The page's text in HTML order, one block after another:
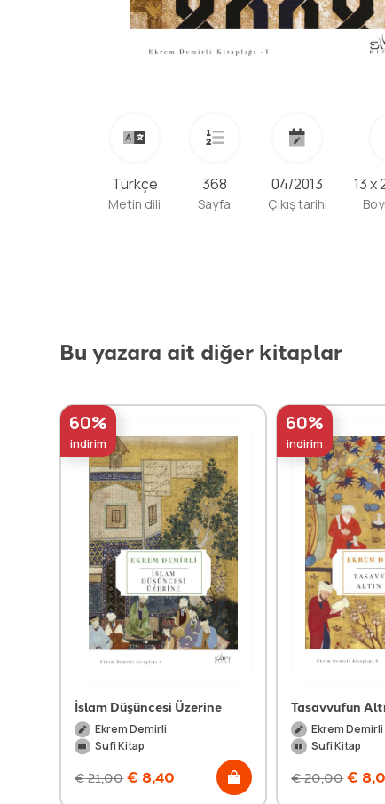
Türkçe
Metin dili
368
Sayfa
04/2013
Çıkış tarihi
13 x
Bu yazara ait diğer kitaplar
60%
indirim
İslam Düşüncesi Üzerine
Ekrem Demirli
Sufi Kitap
€21,00 € 8,40
60%
indirim
Tasavvufun
Ekrem Demirli
Sufi Kitap
€20,00 €